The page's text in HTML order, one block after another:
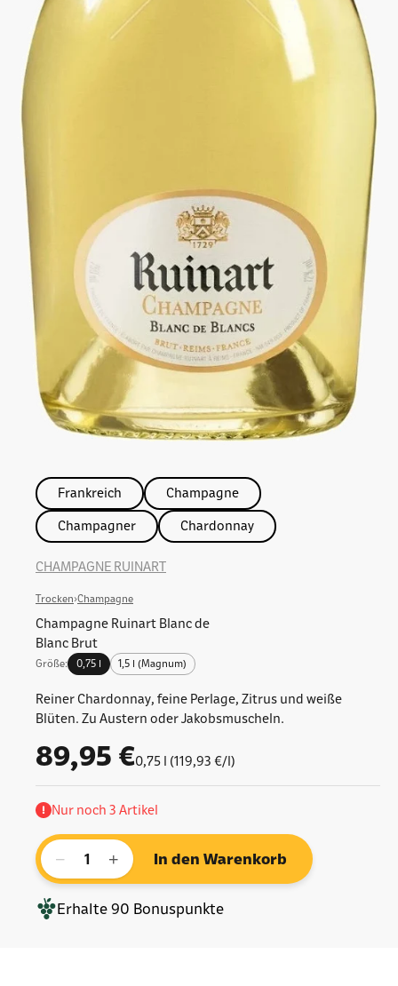
Frankreich Champagne
Champagner Chardonnay
CHAMPAGNE RUINART
Trocken›Champagne
Champagne Ruinart Blanc de
Blanc Brut
Größe: 0,75 l 1,5 l (Magnum)
Reiner Chardonnay, feine Perlage, Zitrus und weiße
Blüten. Zu Austern oder Jakobsmuscheln.
Angebot
89,95 €0,75 l (119,93 €/l)
Nur noch 3 Artikel
− + In den Warenkorb
Erhalte 90 Bonuspunkte